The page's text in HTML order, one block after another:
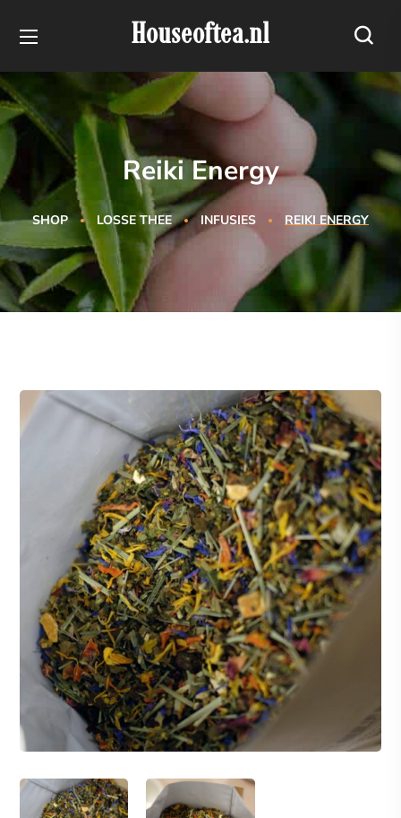
Houseoftea.nl
Reiki Energy
SHOP LOSSE THEE INFUSIES REIKI ENERGY